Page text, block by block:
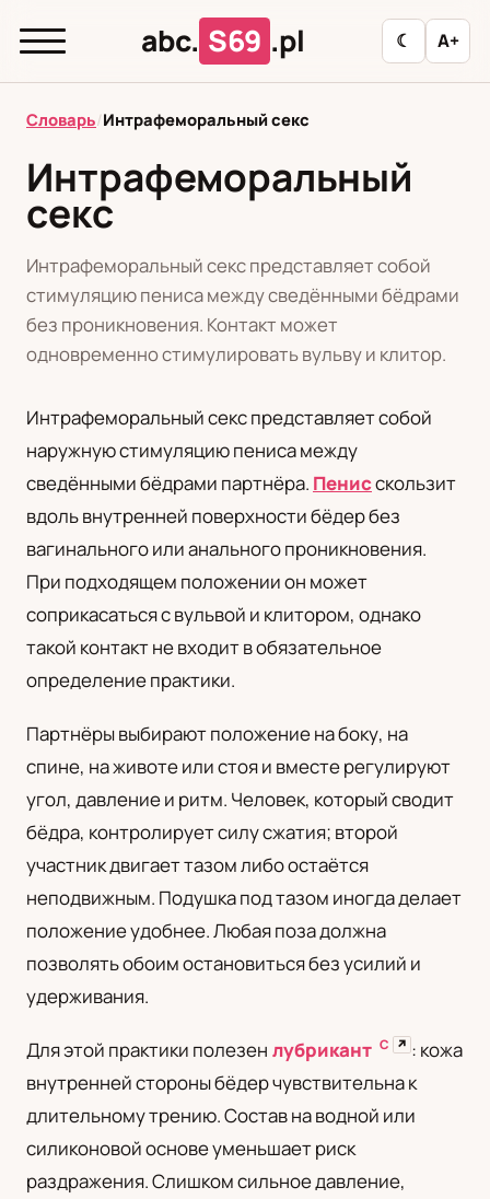
abc. S69 .pl ☾ A+
abc. S69 .pl
T А
Ф
Ц Ш Э
PL
Polski
RU
Русский
UA
Українська
Словарь/Интрафеморальный секс
Интрафеморальный
секс
Интрафеморальный секс представляет собой
стимуляцию пениса между сведёнными бёдрами
без проникновения. Контакт может
одновременно стимулировать вульву и клитор.
Интрафеморальный секс представляет собой
наружную стимуляцию пениса между
сведёнными бёдрами партнёра. Пенисскользит
вдоль внутренней поверхности бёдер без
вагинального или анального проникновения.
При подходящем положении он может
соприкасаться с вульвой и клитором, однако
такой контакт не входит в обязательное
определение практики.
Партнёры выбирают положение на боку, на
спине, на животе или стоя и вместе регулируют
угол, давление и ритм. Человек, который сводит
бёдра, контролирует силу сжатия; второй
участник двигает тазом либо остаётся
неподвижным. Подушка под тазом иногда делает
положение удобнее. Любая поза должна
позволять обоим остановиться без усилий и
удерживания.
Для этой практики полезен лубрикант С ↗ : кожа
внутренней стороны бёдер чувствительна к
длительному трению. Состав на водной или
силиконовой основе уменьшает риск
раздражения. Слишком сильное давление,